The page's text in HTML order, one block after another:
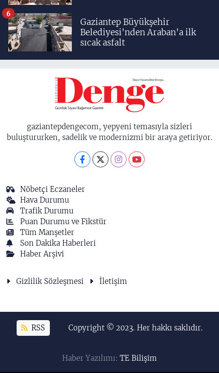
Gaziantep Büyükşehir
Belediyesi'nden Araban'a ilk
sıcak asfalt
6
gaziantepdengecom, yepyeni temasıyla sizleri
buluştururken, sadelik ve modernizmi bir araya getiriyor.
Nöbetçi Eczaneler
Hava Durumu
Trafik Durumu
Puan Durumu ve Fikstür
Tüm Manşetler
Son Dakika Haberleri
Haber Arşivi
Gizlilik Sözleşmesi İletişim
RSS Copyright © 2023. Her hakkı saklıdır.
Haber Yazılımı: TE Bilişim